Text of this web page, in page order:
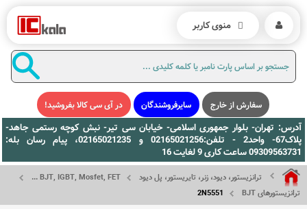
سفارش از خارج سایرفروشندگان در آی سی کالا بفروشید!
آدرس: تهران- بلوار جمهوری اسلامی- خیابان سی تیر- نبش کوچه رستمی جاهد-
پلاک67- واحد2 - تلفن:02165021256 و 02165021235، پیام رسان بله:
09309563731 ساعت کاری 9 لغایت 16
ترانزیستور، دیود، زنر، تایریستور، پل دیود
BJT, IGBT, Mosfet, FET ...
ترانزیستورهای BJT
2N5551
منوی کاربر